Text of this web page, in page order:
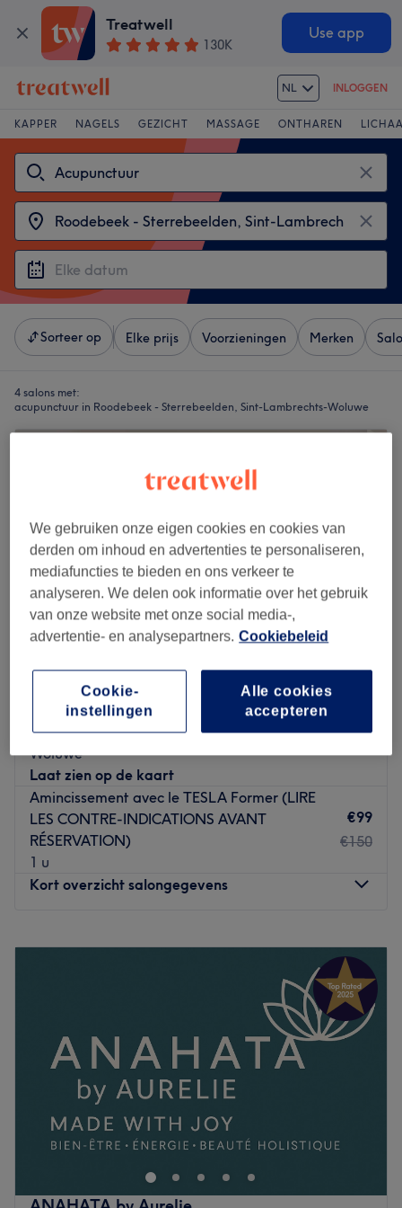
Treatwell
130K
Use app
NL INLOGGEN
KAPPER NAGELS GEZICHT MASSAGE ONTHAREN
Sorteer op Elke prijs Voorzieningen Merken
4 salons met:
acupunctuur in Roodebeek - Sterrebeelden, Sint-Lambrechts-Woluwe
Soft Touch Laser Care - Woluwe
73 reviews
Roodebeek - Sterrebeelden, Sint-Lambrechts-
Woluwe
Laat zien op de kaart
Amincissement avec le TESLA Former (LIRE
LES CONTRE-INDICATIONS AVANT
RÉSERVATION)
1 u
€99
€150
Kort overzicht salongegevens
21:00
12:00 –18:00
17:00–20:30
17:00– 20:30
Zaterdag
10:00–18:00
Zondag
Gesloten
Soft Touch Lasercare est un institut de beauté situé
Woluwe-Saint-Lambert, dans le quartier de Roodebeek-
Constellations. Venez découvrir les soins que cet
établissement vous propose tels que l'Hydrafacial®, le
Tesla Former et le laser médical Lightsheer, une
We gebruiken onze eigen cookies en cookies van
derden om inhoud en advertenties te personaliseren,
mediafuncties te bieden en ons verkeer te
analyseren. We delen ook informatie over het gebruik
van onze website met onze social media-,
advertentie- en analysepartners. Cookiebeleid
Alle cookies
accepteren
Cookie-
instellingen